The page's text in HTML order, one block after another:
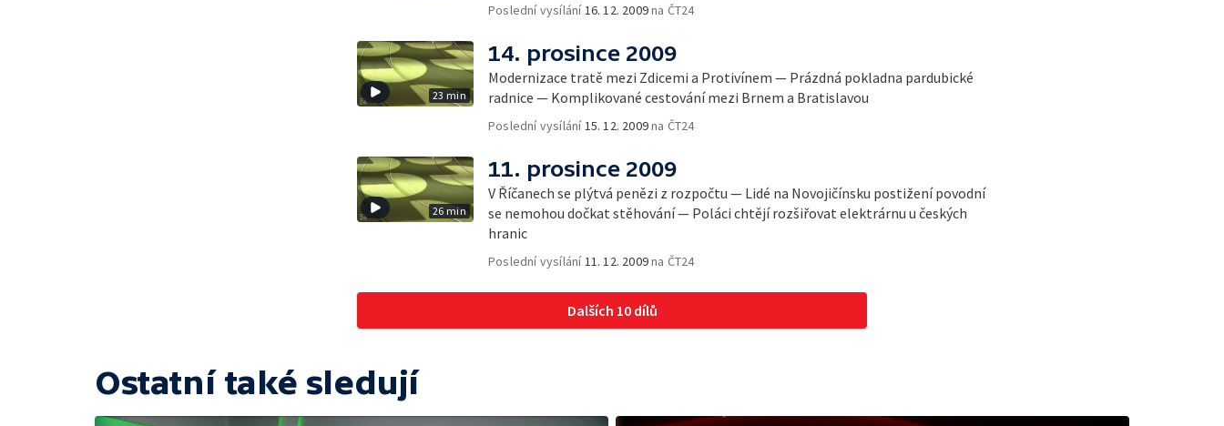
Poslední vysílání 16. 12. 2009na ČT24
23 min
14. prosince 2009
Modernizace tratě mezi Zdicemi a Protivínem — Prázdná pokladna pardubické
radnice — Komplikované cestování mezi Brnem a Bratislavou
Poslední vysílání 15. 12. 2009na ČT24
26 min
11. prosince 2009
V Říčanech se plýtvá penězi z rozpočtu — Lidé na Novojičínsku postižení povodní
se nemohou dočkat stěhování — Poláci chtějí rozšiřovat elektrárnu u českých
hranic
Poslední vysílání 11. 12. 2009na ČT24
Dalších 10 dílů
Ostatní také sledují